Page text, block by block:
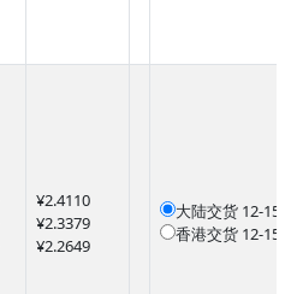
¥2.4110
¥2.3379
¥2.2649
大陆交货 12-15
香港交货 12-15